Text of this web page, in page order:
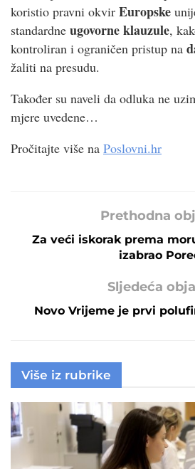
koristio pravni okvir Europske
standardne ugovorne klauzule,
kontroliran i ograničen pristup na
žaliti na presudu.
Također su naveli da odluka ne
mjere uvedene…
Pročitajte više na Poslovni.hr
Prethodna
Za veći iskorak prema
izabrao
Sljedeća
Novo Vrijeme je prvi
Više iz rubrike